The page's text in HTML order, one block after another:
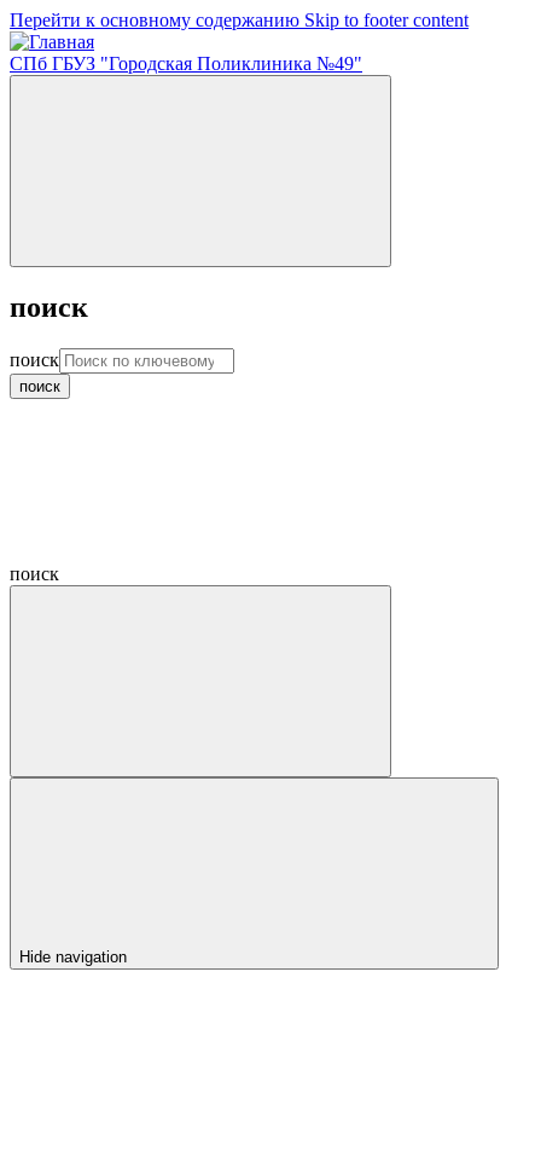
Перейти к основному содержанию Skip to footer content
СПб ГБУЗ "Городская Поликлиника №49"
поиск
поиск
поиск
Hide navigation